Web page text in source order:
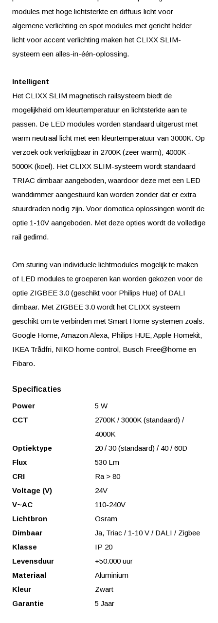
modules met hoge lichtsterkte en diffuus licht voor
algemene verlichting en spot modules met gericht helder
licht voor accent verlichting maken het CLIXX SLIM-
systeem een alles-in-één-oplossing.
Intelligent
Het CLIXX SLIM magnetisch railsysteem biedt de
mogelijkheid om kleurtemperatuur en lichtsterkte aan te
passen. De LED modules worden standaard uitgerust met
warm neutraal licht met een kleurtemperatuur van 3000K. Op
verzoek ook verkrijgbaar in 2700K (zeer warm), 4000K -
5000K (koel). Het CLIXX SLIM-systeem wordt standaard
TRIAC dimbaar aangeboden, waardoor deze met een LED
wanddimmer aangestuurd kan worden zonder dat er extra
stuurdraden nodig zijn. Voor domotica oplossingen wordt de
optie 1-10V aangeboden. Met deze opties wordt de volledige
rail gedimd.
Om sturing van individuele lichtmodules mogelijk te maken
of LED modules te groeperen kan worden gekozen voor de
optie ZIGBEE 3.0 (geschikt voor Philips Hue) of DALI
dimbaar. Met ZIGBEE 3.0 wordt het CLIXX systeem
geschikt om te verbinden met Smart Home systemen zoals:
Google Home, Amazon Alexa, Philips HUE, Apple Homekit,
IKEA Trådfri, NIKO home control, Busch Free@home en
Fibaro.
Specificaties
Power
5 W
CCT
2700K / 3000K (standaard) /
4000K
Optiektype
20 / 30 (standaard) / 40 / 60D
Flux
530 Lm
CRI
Ra > 80
Voltage (V)
24V
V~AC
110-240V
Lichtbron
Osram
Dimbaar
Ja, Triac / 1-10 V / DALI / Zigbee
Klasse
IP 20
Levensduur
+50.000 uur
Materiaal
Aluminium
Kleur
Zwart
Garantie
5 Jaar